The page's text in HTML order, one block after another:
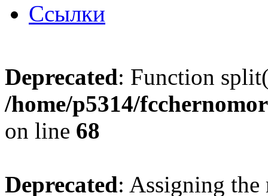
Ссылки
Deprecated: Function
/home/p5314/
on line 68
Deprecated: Assigning the